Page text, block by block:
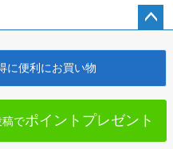
へ
に便利にお買い物
稿でポイントプレゼント